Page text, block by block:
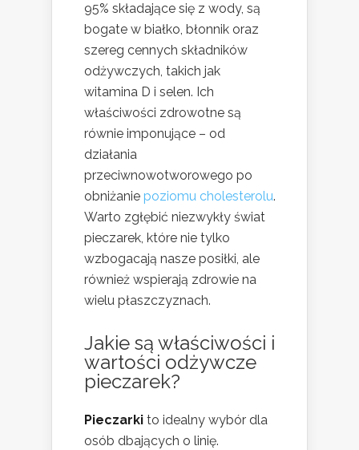
95% składające się z wody, są
bogate w białko, błonnik oraz
szereg cennych składników
odżywczych, takich jak
witamina D i selen. Ich
właściwości zdrowotne są
równie imponujące – od
działania
przeciwnowotworowego po
obniżanie poziomu cholesterolu.
Warto zgłębić niezwykły świat
pieczarek, które nie tylko
wzbogacają nasze posiłki, ale
również wspierają zdrowie na
wielu płaszczyznach.
Jakie są właściwości i
wartości odżywcze
pieczarek?
Pieczarki to idealny wybór dla
osób dbających o linię.